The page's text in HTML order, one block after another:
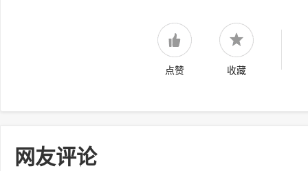
点赞 收藏
网友评论